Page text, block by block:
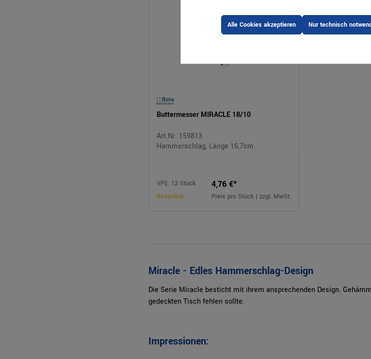
Buttermesser MIRACLE 18/10
Art.Nr. 159813
Hammerschlag, Länge 16,7cm
VPE: 12 Stück
Bestellbar
4,76 €*
Preis pro Stück | zzgl. MwSt.
Miracle - Edles Hammerschlag-Design
Die Serie Miracle besticht mit ihrem ansprechenden Design.
gedeckten Tisch fehlen sollte.
Impressionen:
Nur technisch
Alle Cookies akzeptieren